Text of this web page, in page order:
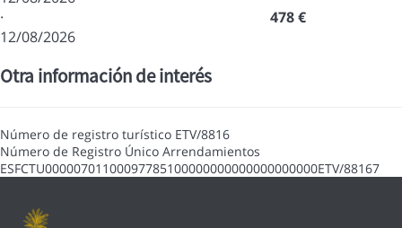
·
12/08/2026
478 €
Otra información de interés
Número de registro turístico ETV/8816
Número de Registro Único Arrendamientos
ESFCTU00000701100097785100000000000000000000ETV/88167